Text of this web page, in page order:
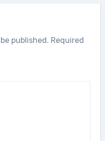
published. Required